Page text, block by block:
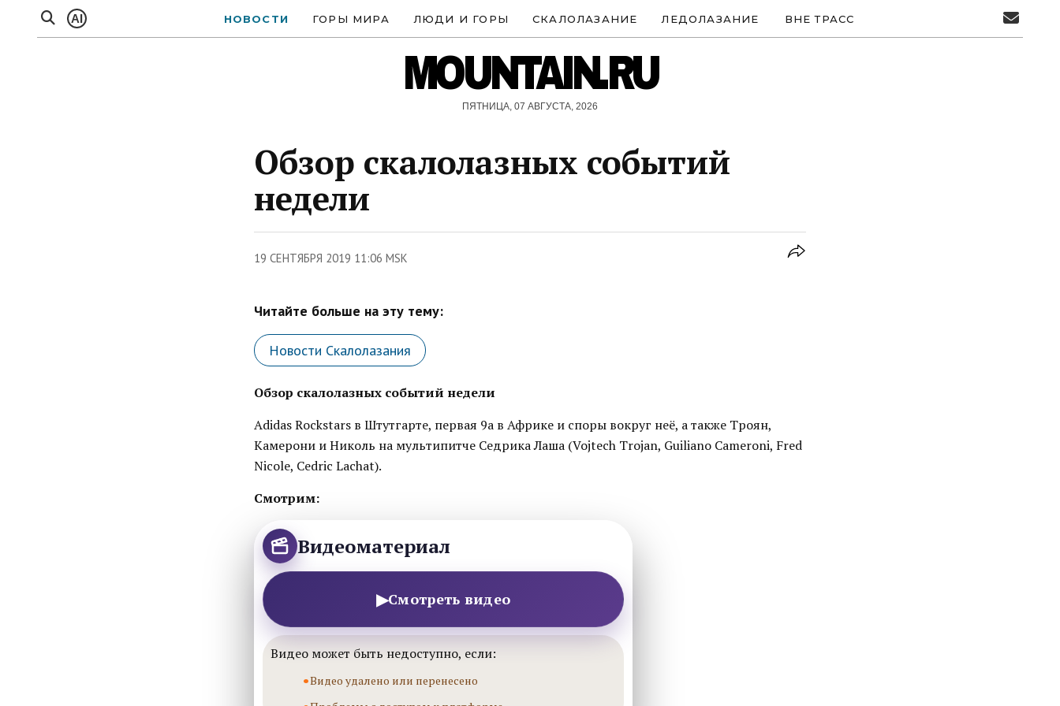
AI НОВОСТИ ГОРЫ МИРА ЛЮДИ И ГОРЫ СКАЛОЛАЗАНИЕ ЛЕДОЛАЗАНИЕ ВНЕ ТРАСС
MOUNTAIN.RU
ПЯТНИЦА, 07 АВГУСТА, 2026
Обзор скалолазных событий
недели
19 СЕНТЯБРЯ 2019 11:06 MSK
Читайте больше на эту тему:
Новости Скалолазания
Обзор скалолазных событий недели
Adidas Rockstars в Штутгарте, первая 9a в Африке и споры вокруг неё, а также Троян,
Камерони и Николь на мультипитче Седрика Лаша (Vojtech Trojan, Guiliano Cameroni, Fred
Nicole, Cedric Lachat).
Смотрим:
Видеоматериал
▶Смотреть видео
Видео может быть недоступно, если:
Видео удалено или перенесено